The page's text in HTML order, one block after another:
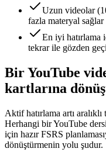
Uzun videolar
fazla materyal sağlar
En iyi hatırlama
tekrar ile gözden
Bir YouTube
kartlarına
Aktif hatırlama artı aralıklı
Herhangi bir YouTube
için hazır FSRS
dönüştürmenin yolu şudur.